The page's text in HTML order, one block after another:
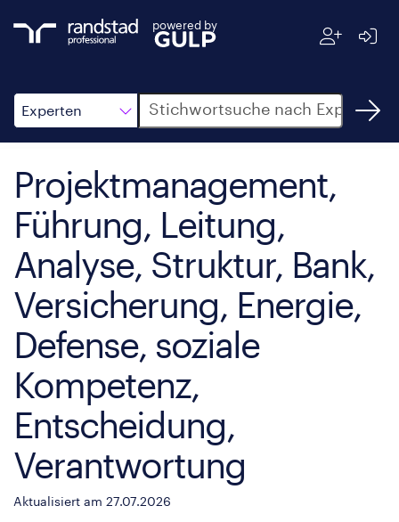
powered by
Experten
Suche
Projektmanagement,
Führung, Leitung,
Analyse, Struktur, Bank,
Versicherung, Energie,
Defense, soziale
Kompetenz,
Entscheidung,
Verantwortung
Aktualisiert am 27.07.2026